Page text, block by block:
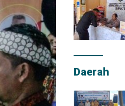
Daerah